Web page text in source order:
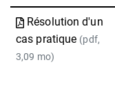
Résolution d'un
cas pratique (pdf,
3,09 mo)